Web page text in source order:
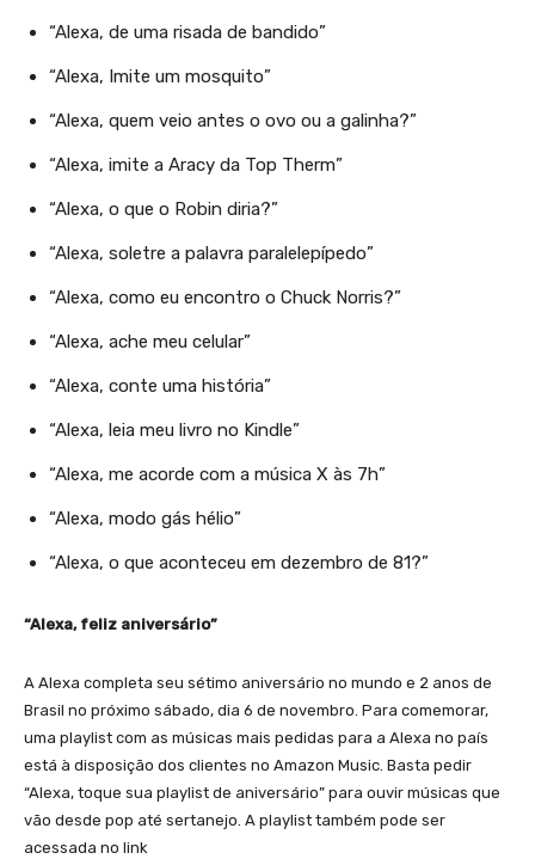
“Alexa, de uma risada de bandido”
“Alexa, Imite um mosquito”
“Alexa, quem veio antes o ovo ou a galinha?”
“Alexa, imite a Aracy da Top Therm”
“Alexa, o que o Robin diria?”
“Alexa, soletre a palavra paralelepípedo”
“Alexa, como eu encontro o Chuck Norris?”
“Alexa, ache meu celular”
“Alexa, conte uma história”
“Alexa, leia meu livro no Kindle”
“Alexa, me acorde com a música X às 7h”
“Alexa, modo gás hélio”
“Alexa, o que aconteceu em dezembro de 81?”
“Alexa, feliz aniversário”
A Alexa completa seu sétimo aniversário no mundo e 2 anos de
Brasil no próximo sábado, dia 6 de novembro. Para comemorar,
uma playlist com as músicas mais pedidas para a Alexa no país
está à disposição dos clientes no Amazon Music. Basta pedir
“Alexa, toque sua playlist de aniversário” para ouvir músicas que
vão desde pop até sertanejo. A playlist também pode ser
acessada no link